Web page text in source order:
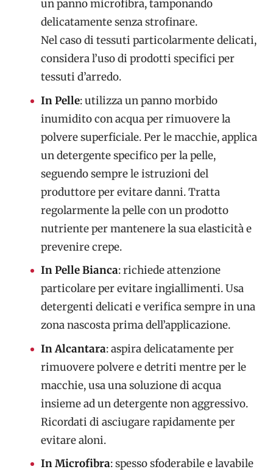
un panno microfibra, tamponando
delicatamente senza strofinare.
Nel caso di tessuti particolarmente delicati,
considera l’uso di prodotti specifici per
tessuti d’arredo.
In Pelle: utilizza un panno morbido
inumidito con acqua per rimuovere la
polvere superficiale. Per le macchie, applica
un detergente specifico per la pelle,
seguendo sempre le istruzioni del
produttore per evitare danni. Tratta
regolarmente la pelle con un prodotto
nutriente per mantenere la sua elasticità e
prevenire crepe.
In Pelle Bianca: richiede attenzione
particolare per evitare ingiallimenti. Usa
detergenti delicati e verifica sempre in una
zona nascosta prima dell’applicazione.
In Alcantara: aspira delicatamente per
rimuovere polvere e detriti mentre per le
macchie, usa una soluzione di acqua
insieme ad un detergente non aggressivo.
Ricordati di asciugare rapidamente per
evitare aloni.
In Microfibra: spesso sfoderabile e lavabile